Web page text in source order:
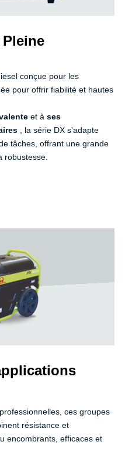
Pleine
conçue pour les
pour offrir fiabilité et hautes
et à ses
, la série DX s'adapte
tâches, offrant une grande
robustesse.
ces groupes
résistance et
encombrants, efficaces et